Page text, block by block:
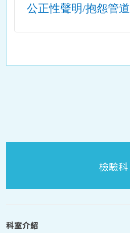
公正性聲明/抱怨管道
檢驗科
科室介紹